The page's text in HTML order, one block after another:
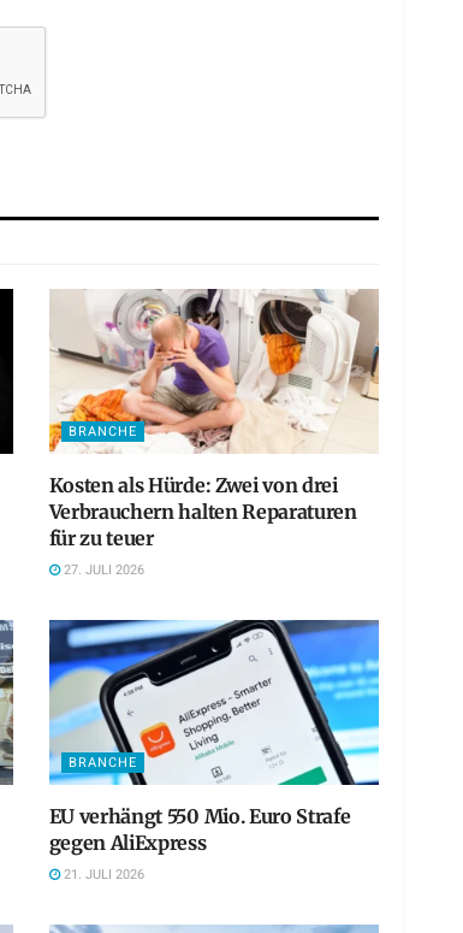
BRANCHE
Kosten als Hürde: Zwei von drei
Verbrauchern halten Reparaturen
für zu teuer
27. JULI 2026
BRANCHE
EU verhängt 550 Mio. Euro Strafe
gegen AliExpress
21. JULI 2026